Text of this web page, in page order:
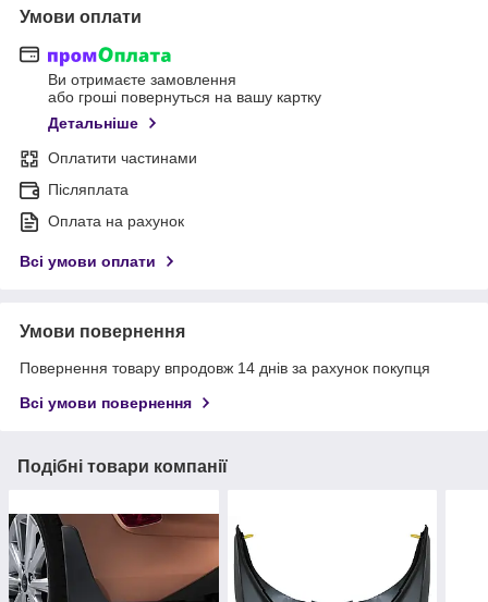
Умови оплати
Ви отримаєте замовлення
або гроші повернуться на вашу картку
Детальніше
Оплатити частинами
Післяплата
Оплата на рахунок
Всі умови оплати
Умови повернення
Повернення товару впродовж 14 днів за рахунок покупця
Всі умови повернення
Подібні товари компанії